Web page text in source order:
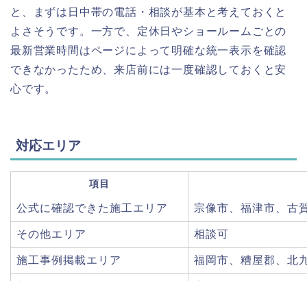
と、まずは日中帯の電話・相談が基本と考えておくと
よさそうです。一方で、定休日やショールームごとの
最新営業時間はページによって明確な統一表示を確認
できなかったため、来店前には一度確認しておくと安
心です。
対応エリア
項目
公式に確認できた施工エリア 宗像市、福津市、古
その他エリア 相談可
施工事例掲載エリア 福岡市、糟屋郡、北